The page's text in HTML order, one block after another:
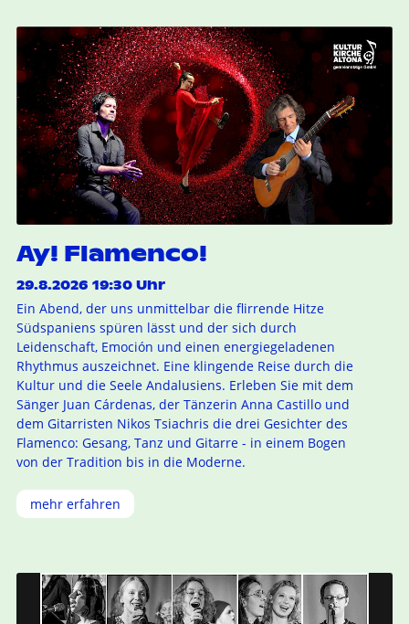
Ay! Flamenco!
29.8.2026 19:30 Uhr
Ein Abend, der uns unmittelbar die flirrende Hitze
Südspaniens spüren lässt und der sich durch
Leidenschaft, Emoción und einen energiegeladenen
Rhythmus auszeichnet. Eine klingende Reise durch die
Kultur und die Seele Andalusiens. Erleben Sie mit dem
Sänger Juan Cárdenas, der Tänzerin Anna Castillo und
dem Gitarristen Nikos Tsiachris die drei Gesichter des
Flamenco: Gesang, Tanz und Gitarre - in einem Bogen
von der Tradition bis in die Moderne.
mehr erfahren